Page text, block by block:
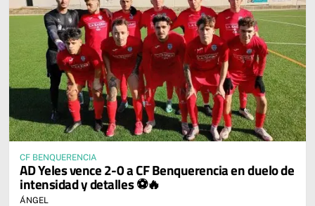
CF BENQUERENCIA
AD Yeles vence 2-0 a CF Benquerencia en duelo de
intensidad y detalles ⚽🔥
ÁNGEL